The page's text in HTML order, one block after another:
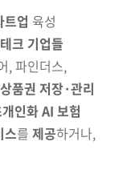
트업 육성
크 기업들
, 파인더스,
품권 저장·관리
인화 AI 보험
스를 제공하거나,